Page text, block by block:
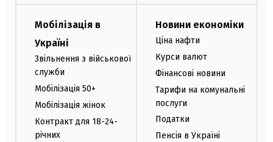
Мобілізація в
Україні
Звільнення з військової
служби
Мобілізація 50+
Мобілізація жінок
Контракт для 18-24-
річних
Новини економіки
Ціна нафти
Курси валют
Фінансові новини
Тарифи на комунальні
послуги
Податки
Пенсія в Україні